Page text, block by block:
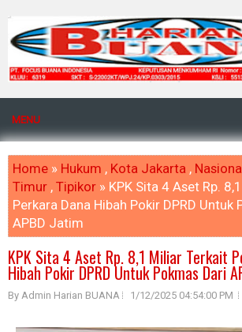
MENU
Home » Hukum , Kota Jakarta ,
Timur , Tipikor » KPK Sita 4 Aset Rp.
Perkara Dana Hibah Pokir DPRD Untuk
APBD Jatim
KPK Sita 4 Aset Rp. 8,1 Miliar Terkait
Hibah Pokir DPRD Untuk Pokmas Dari
By Admin Harian BUANA 1/12/2025 04:54:00 PM